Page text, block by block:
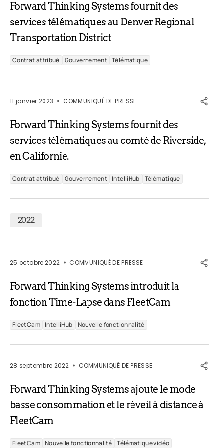
Forward Thinking Systems fournit des
services télématiques au Denver Regional
Transportation District
Contrat attribué Gouvernement Télématique
11 janvier 2023 COMMUNIQUÉ DE PRESSE
Forward Thinking Systems fournit des
services télématiques au comté de Riverside,
en Californie.
Contrat attribué Gouvernement IntelliHub Télématique
2022
25 octobre 2022 COMMUNIQUÉ DE PRESSE
Forward Thinking Systems introduit la
fonction Time-Lapse dans FleetCam
FleetCam IntelliHub Nouvelle fonctionnalité
28 septembre 2022 COMMUNIQUÉ DE PRESSE
Forward Thinking Systems ajoute le mode
basse consommation et le réveil à distance à
FleetCam
FleetCam Nouvelle fonctionnalité Télématique vidéo